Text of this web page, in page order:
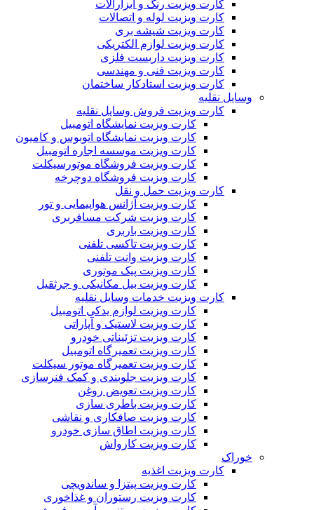
کارت ویزیت رنگ و ابزارآلات
کارت ویزیت لوله و اتصالات
کارت ویزیت شیشه بری
کارت ویزیت لوازم الکتریکی
کارت ویزیت داربست فلزی
کارت ویزیت فنی و مهندسی
کارت ویزیت استادکار ساختمان
وسایل نقلیه
کارت ویزیت فروش وسایل نقلیه
کارت ویزیت نمایشگاه اتومبیل
کارت ویزیت نمایشگاه اتوبوس و کامیون
کارت ویزیت موسسه اجاره اتومبیل
کارت ویزیت فروشگاه موتورسیکلت
کارت ویزیت فروشگاه دوچرخه
کارت ویزیت حمل و نقل
کارت ویزیت آژانس هواپیمایی و تور
کارت ویزیت شرکت مسافربری
کارت ویزیت باربری
کارت ویزیت تاکسی تلفنی
کارت ویزیت وانت تلفنی
کارت ویزیت پیک موتوری
کارت ویزیت بیل مکانیکی و جرثقیل
کارت ویزیت خدمات وسایل نقلیه
کارت ویزیت لوازم یدکی اتومبیل
کارت ویزیت لاستیک و آپاراتی
کارت ویزیت تزئیناتی خودرو
کارت ویزیت تعمیرگاه اتومبیل
کارت ویزیت تعمیرگاه موتور سیکلت
کارت ویزیت جلوبندی و کمک فنرسازی
کارت ویزیت تعویض روغن
کارت ویزیت باطری سازی
کارت ویزیت صافکاری و نقاشی
کارت ویزیت اطاق سازی خودرو
کارت ویزیت کارواش
خوراک
کارت ویزیت اغذیه
کارت ویزیت پیتزا و ساندویچی
کارت ویزیت رستوران و غذاخوری